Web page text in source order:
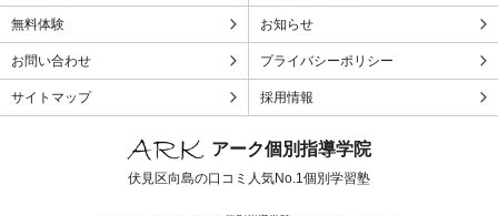
無料体験 お知らせ
お問い合わせ プライバシーポリシー
サイトマップ 採用情報
アーク個別指導学院
伏見区向島の口コミ人気No.1個別学習塾